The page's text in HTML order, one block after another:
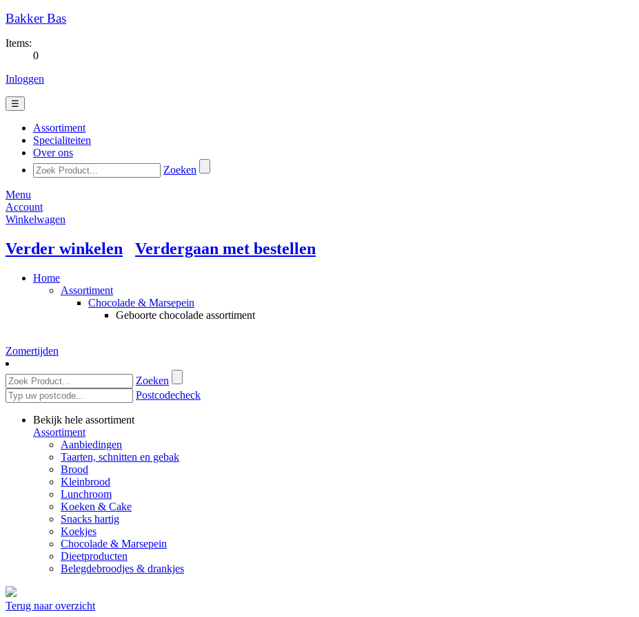
Bakker Bas
Items:
0
Inloggen
☰
Assortiment
Specialiteiten
Over ons
Zoeken
Menu
Account
Winkelwagen
Verder winkelen Verdergaan met bestellen
Home
Assortiment
Chocolade & Marsepein
Geboorte chocolade assortiment
Zomertijden
Zoeken
Postcodecheck
Bekijk hele assortiment
Assortiment
Aanbiedingen
Taarten, schnitten en gebak
Brood
Kleinbrood
Lunchroom
Koeken & Cake
Snacks hartig
Koekjes
Chocolade & Marsepein
Dieetproducten
Belegdebroodjes & drankjes
Terug naar overzicht